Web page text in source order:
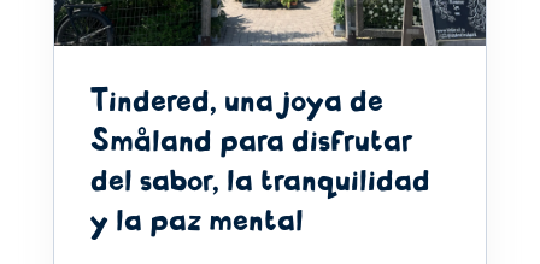
Tindered, una joya de
Småland para disfrutar
del sabor, la tranquilidad
y la paz mental